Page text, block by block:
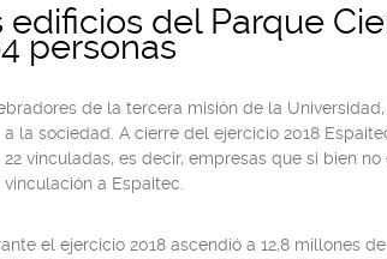
del Parque
personas
de la tercera misión de la
sociedad. A cierre del ejercicio 2018
vinculadas, es decir, empresas que si bien
a Espaitec.
el ejercicio 2018 ascendió a 12,8 millones